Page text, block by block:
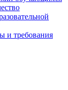
и требования